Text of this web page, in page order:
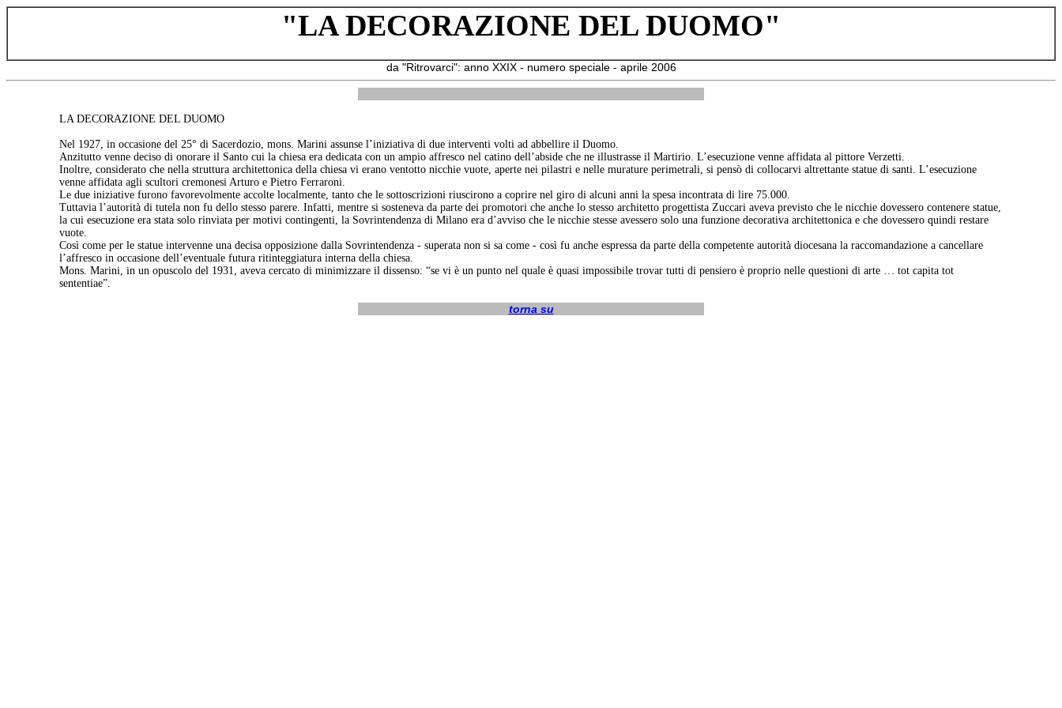
"LA DECORAZIONE DEL DUOMO"
da "Ritrovarci": anno XXIX - numero speciale - aprile 2006
LA DECORAZIONE DEL DUOMO
Nel 1927, in occasione del 25° di Sacerdozio, mons. Marini assunse l’iniziativa di due interventi volti ad abbellire il Duomo.
Anzitutto venne deciso di onorare il Santo cui la chiesa era dedicata con un ampio affresco nel catino dell’abside che ne illustrasse il Martirio. L’esecuzione venne affidata al pittore Verzetti.
Inoltre, considerato che nella struttura architettonica della chiesa vi erano ventotto nicchie vuote, aperte nei pilastri e nelle murature perimetrali, si pensò di collocarvi altrettante statue di santi. L’esecuzione
venne affidata agli scultori cremonesi Arturo e Pietro Ferraroni.
Le due iniziative furono favorevolmente accolte localmente, tanto che le sottoscrizioni riuscirono a coprire nel giro di alcuni anni la spesa incontrata di lire 75.000.
Tuttavia l’autorità di tutela non fu dello stesso parere. Infatti, mentre si sosteneva da parte dei promotori che anche lo stesso architetto progettista Zuccari aveva previsto che le nicchie dovessero contenere statue,
la cui esecuzione era stata solo rinviata per motivi contingenti, la Sovrintendenza di Milano era d’avviso che le nicchie stesse avessero solo una funzione decorativa architettonica e che dovessero quindi restare
vuote.
Così come per le statue intervenne una decisa opposizione dalla Sovrintendenza - superata non si sa come - così fu anche espressa da parte della competente autorità diocesana la raccomandazione a cancellare
l’affresco in occasione dell’eventuale futura ritinteggiatura interna della chiesa.
Mons. Marini, in un opuscolo del 1931, aveva cercato di minimizzare il dissenso: “se vi è un punto nel quale è quasi impossibile trovar tutti di pensiero è proprio nelle questioni di arte … tot capita tot
sententiae”.
torna su